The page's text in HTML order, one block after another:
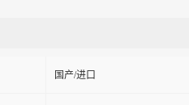
国产/进口